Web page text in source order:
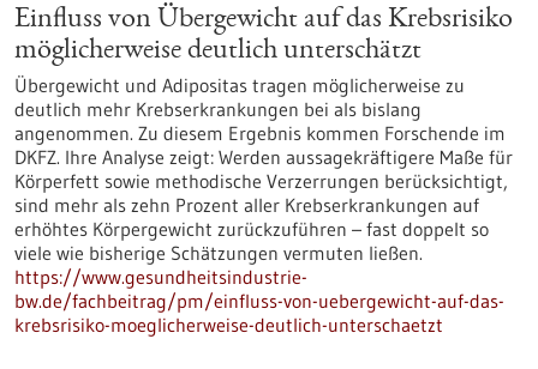
Einfluss von Übergewicht auf das Krebsrisiko
möglicherweise deutlich unterschätzt
Übergewicht und Adipositas tragen möglicherweise zu
deutlich mehr Krebserkrankungen bei als bislang
angenommen. Zu diesem Ergebnis kommen Forschende im
DKFZ. Ihre Analyse zeigt: Werden aussagekräftigere Maße für
Körperfett sowie methodische Verzerrungen berücksichtigt,
sind mehr als zehn Prozent aller Krebserkrankungen auf
erhöhtes Körpergewicht zurückzuführen – fast doppelt so
viele wie bisherige Schätzungen vermuten ließen.
https://www.gesundheitsindustrie-
bw.de/fachbeitrag/pm/einfluss-von-uebergewicht-auf-das-
krebsrisiko-moeglicherweise-deutlich-unterschaetzt